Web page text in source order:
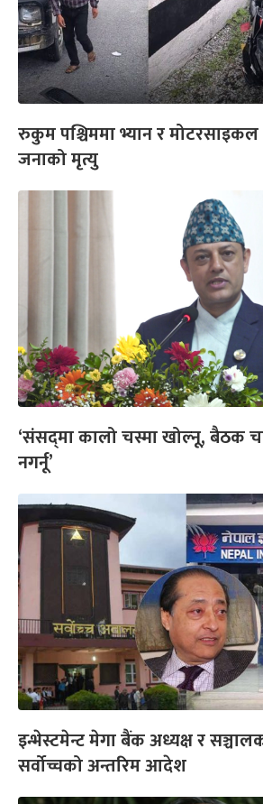
रुकुम पश्चिममा भ्यान र
जनाको मृत्यु
‘संसद्‍मा कालो चस्मा खोल्नू, बैठक
नगर्नू’
इन्भेस्टमेन्ट मेगा बैंक अध्यक्ष र
सर्वोच्चको अन्तरिम आदेश